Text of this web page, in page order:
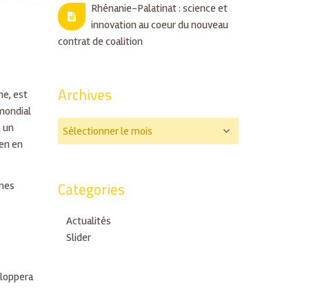
est
un
en
Rhénanie-Palatinat : science et
innovation au coeur du nouveau
contrat de coalition
Archives
Categories
Actualités
Slider